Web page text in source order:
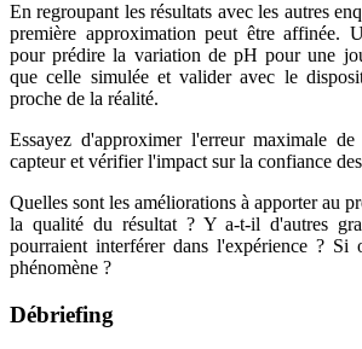
En regroupant les résultats avec les autres
première approximation peut être affinée.
pour prédire la variation de pH pour une
que celle simulée et valider avec le
proche de la réalité.
Essayez d'approximer l'erreur maximale
capteur et vérifier l'impact sur la confiance
Quelles sont les améliorations à apporter au
la qualité du résultat ? Y a-t-il d'autres
pourraient interférer dans l'expérience ? Si
phénomène ?
Débriefing